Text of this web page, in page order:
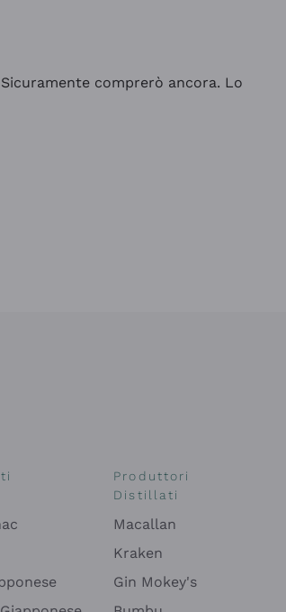
comprerò ancora. Lo
Produttori
Distillati
Macallan
Kraken
Gin Mokey's